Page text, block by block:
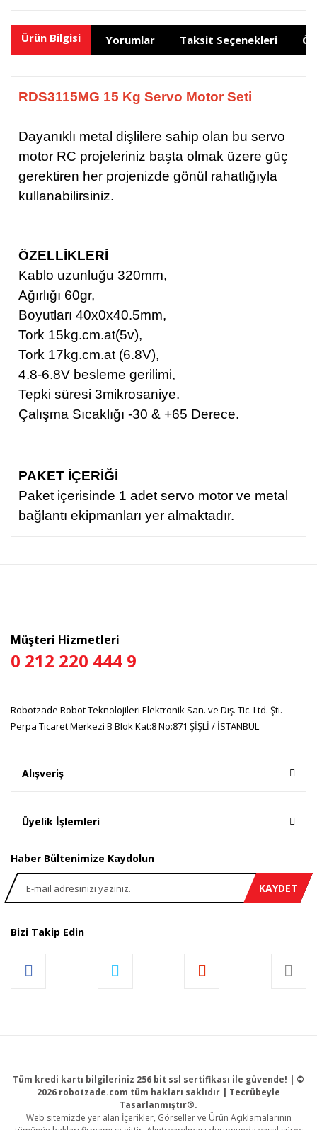
Ürün Bilgisi Yorumlar Taksit Seçenekleri
RDS3115MG 15 Kg Servo Motor Seti
Dayanıklı metal dişlilere sahip olan bu servo
motor RC projeleriniz başta olmak üzere güç
gerektiren her projenizde gönül rahatlığıyla
kullanabilirsiniz.
ÖZELLİKLERİ
Kablo uzunluğu 320mm,
Ağırlığı 60gr,
Boyutları 40x0x40.5mm,
Tork 15kg.cm.at(5v),
Tork 17kg.cm.at (6.8V),
4.8-6.8V besleme gerilimi,
Tepki süresi 3mikrosaniye.
Çalışma Sıcaklığı -30 & +65 Derece.
PAKET İÇERİĞİ
Paket içerisinde 1 adet servo motor ve metal
bağlantı ekipmanları yer almaktadır.
Ürün bilgilerinde hatalar bulunuyor.
Bu ürüne benzer farklı alternatifler olmalı.
Müşteri Hizmetleri
0 212 220 444 9
Robotzade Robot Teknolojileri Elektronik San. ve Dış. Tic. Ltd. Şti.
Perpa Ticaret Merkezi B Blok Kat:8 No:871 ŞİŞLİ / İSTANBUL
Alışveriş
Üyelik İşlemleri
Haber Bültenimize Kaydolun
KAYDET
Bizi Takip Edin
Tüm kredi kartı bilgileriniz 256 bit ssl sertifikası ile güvende! | ©
2026 robotzade.com tüm hakları saklıdır | Tecrübeyle
Tasarlanmıştır®.
Web sitemizde yer alan İçerikler, Görseller ve Ürün Açıklamalarının